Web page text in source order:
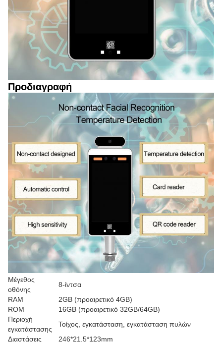
Προδιαγραφή
Μέγεθος
οθόνης
8-ίντσα
RAM
2GB (προαιρετικό 4GB)
ROM
16GB (προαιρετικό 32GB/64GB)
Περιοχή
εγκατάστασης
Τοίχος, εγκατάσταση, εγκατάσταση πυλών
Διαστάσεις
246*21.5*123mm